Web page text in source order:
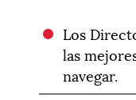
Los
las
navegar.